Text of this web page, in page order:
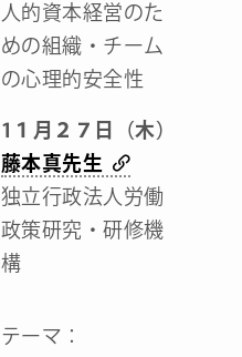
人的資本経営のた
めの組織・チーム
の心理的安全性
1１月２７日（木）
藤本真先生
独立行政法人労働
政策研究・研修機
構
テーマ：